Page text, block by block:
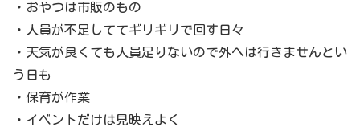
・おやつは市販のもの
・人員が不足しててギリギリで回す日々
・天気が良くても人員足りないので外へは行きませんとい
う日も
・保育が作業
・イベントだけは見映えよく